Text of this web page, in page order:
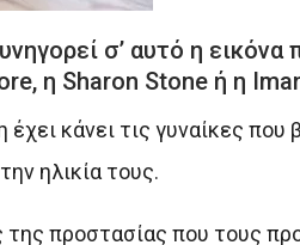
σ’ αυτό η εικόνα
η Sharon Stone ή η
κάνει τις γυναίκες που
ηλικία τους.
της προστασίας που τους